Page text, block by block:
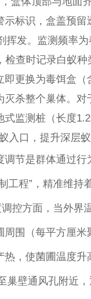
示标识，盒盖预留
挥发。监测频率
检查时记录白蚁
更换为毒饵盒（
灭杀整个巢体。对
式监测桩（长度
入口，提升深层蚁
调节是群体通过行
工程”，精准维持
调控方面，当外界
周围（每平方厘米
热，使菌圃温度
壁通风孔附近